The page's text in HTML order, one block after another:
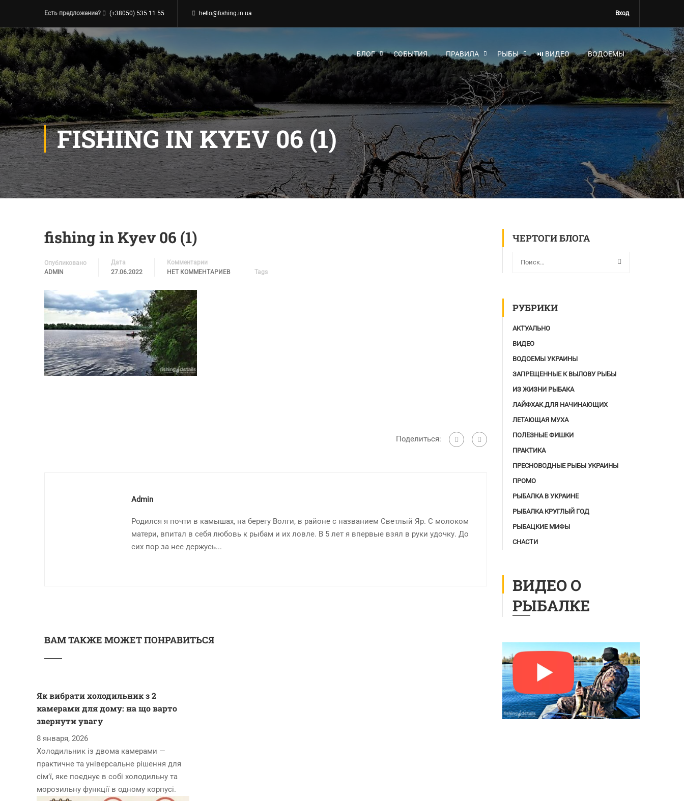
Есть предложение? (+38050) 535 11 55 hello@fishing.in.ua Вход
БЛОГ СОБЫТИЯ ПРАВИЛА РЫБЫ ⏯ ВИДЕО ВОДОЕМЫ
FISHING IN KYEV 06 (1)
fishing in Kyev 06 (1)
Опубликовано
ADMIN
Дата
27.06.2022
Комментарии
НЕТ КОММЕНТАРИЕВ
Tags
Поделиться:
Admin
Родился я почти в камышах, на берегу Волги, в районе с названием Светлый Яр. С молоком
матери, впитал в себя любовь к рыбам и их ловле. В 5 лет я впервые взял в руки удочку. До
сих пор за нее держусь...
ВАМ ТАКЖЕ МОЖЕТ ПОНРАВИТЬСЯ
Як вибрати холодильник з 2
камерами для дому: на що варто
звернути увагу
8 января, 2026
Холодильник із двома камерами —
практичне та універсальне рішення для
сім’ї, яке поєднує в собі холодильну та
морозильну функції в одному корпусі.
ЧЕРТОГИ БЛОГА
РУБРИКИ
АКТУАЛЬНО
ВИДЕО
ВОДОЕМЫ УКРАИНЫ
ЗАПРЕЩЕННЫЕ К ВЫЛОВУ РЫБЫ
ИЗ ЖИЗНИ РЫБАКА
ЛАЙФХАК ДЛЯ НАЧИНАЮЩИХ
ЛЕТАЮЩАЯ МУХА
ПОЛЕЗНЫЕ ФИШКИ
ПРАКТИКА
ПРЕСНОВОДНЫЕ РЫБЫ УКРАИНЫ
ПРОМО
РЫБАЛКА В УКРАИНЕ
РЫБАЛКА КРУГЛЫЙ ГОД
РЫБАЦКИЕ МИФЫ
СНАСТИ
ВИДЕО О
РЫБАЛКЕ